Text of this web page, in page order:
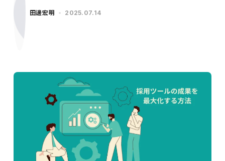
田邊宏明 2025.07.14